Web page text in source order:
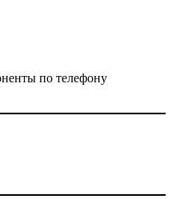
по телефону